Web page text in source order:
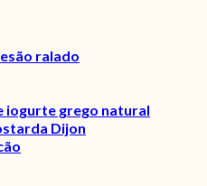
ralado
iogurte grego natural
Dijon